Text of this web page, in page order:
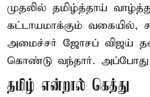
முதலில் தமிழ்த்தாய்
கட்டாயமாக்கும் வகையில்,
அமைச்சர் ஜோசப் விஜய்
கொண்டு வந்தார். அப்போது
தமிழ் என்றால் கெத்து